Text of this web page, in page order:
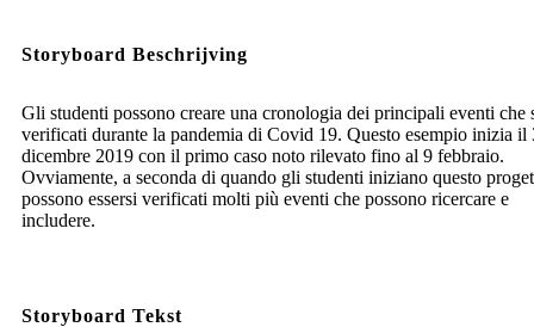
Storyboard Beschrijving
Gli studenti possono creare una cronologia dei principali eventi che
verificati durante la pandemia di Covid 19. Questo esempio inizia il
dicembre 2019 con il primo caso noto rilevato fino al 9 febbraio.
Ovviamente, a seconda di quando gli studenti iniziano questo
possono essersi verificati molti più eventi che possono ricercare e
includere.
Storyboard Tekst